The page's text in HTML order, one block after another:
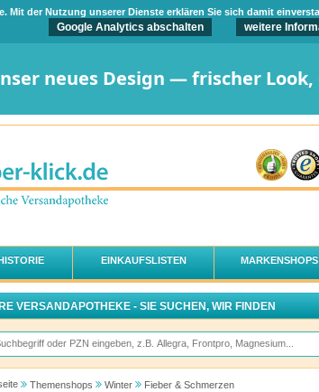
Mit der Nutzung unserer Dienste erklären Sie sich damit
Google Analytics abschalten weitere
neues Design — frischer
EINKAUFSLISTEN MARKENSHOPS
VERSANDAPOTHEKE - SIE SUCHEN, WIR FINDEN
Themenshops Winter Fieber & Schmerzen